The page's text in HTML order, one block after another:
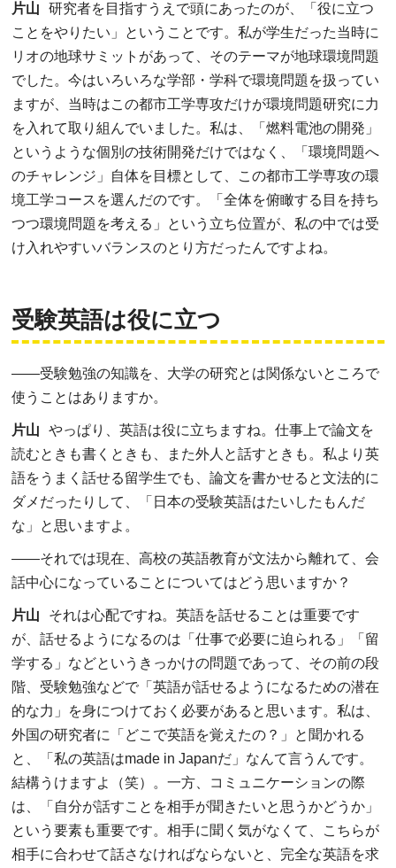
片山
研究者を目指すうえで頭にあったのが、「役に立つ
ことをやりたい」ということです。私が学生だった当時に
リオの地球サミットがあって、そのテーマが地球環境問題
でした。今はいろいろな学部・学科で環境問題を扱ってい
ますが、当時はこの都市工学専攻だけが環境問題研究に力
を入れて取り組んでいました。私は、「燃料電池の開発」
というような個別の技術開発だけではなく、「環境問題へ
のチャレンジ」自体を目標として、この都市工学専攻の環
境工学コースを選んだのです。「全体を俯瞰する目を持ち
つつ環境問題を考える」という立ち位置が、私の中では受
け入れやすいバランスのとり方だったんですよね。
受験英語は役に立つ
――受験勉強の知識を、大学の研究とは関係ないところで
使うことはありますか。
片山
やっぱり、英語は役に立ちますね。仕事上で論文を
読むときも書くときも、また外人と話すときも。私より英
語をうまく話せる留学生でも、論文を書かせると文法的に
ダメだったりして、「日本の受験英語はたいしたもんだ
な」と思いますよ。
――それでは現在、高校の英語教育が文法から離れて、会
話中心になっていることについてはどう思いますか？
片山
それは心配ですね。英語を話せることは重要です
が、話せるようになるのは「仕事で必要に迫られる」「留
学する」などというきっかけの問題であって、その前の段
階、受験勉強などで「英語が話せるようになるための潜在
的な力」を身につけておく必要があると思います。私は、
外国の研究者に「どこで英語を覚えたの？」と聞かれる
と、「私の英語はmade in Japanだ」なんて言うんです。
結構うけますよ（笑）。一方、コミュニケーションの際
は、「自分が話すことを相手が聞きたいと思うかどうか」
という要素も重要です。相手に聞く気がなくて、こちらが
相手に合わせて話さなければならないと、完全な英語を求